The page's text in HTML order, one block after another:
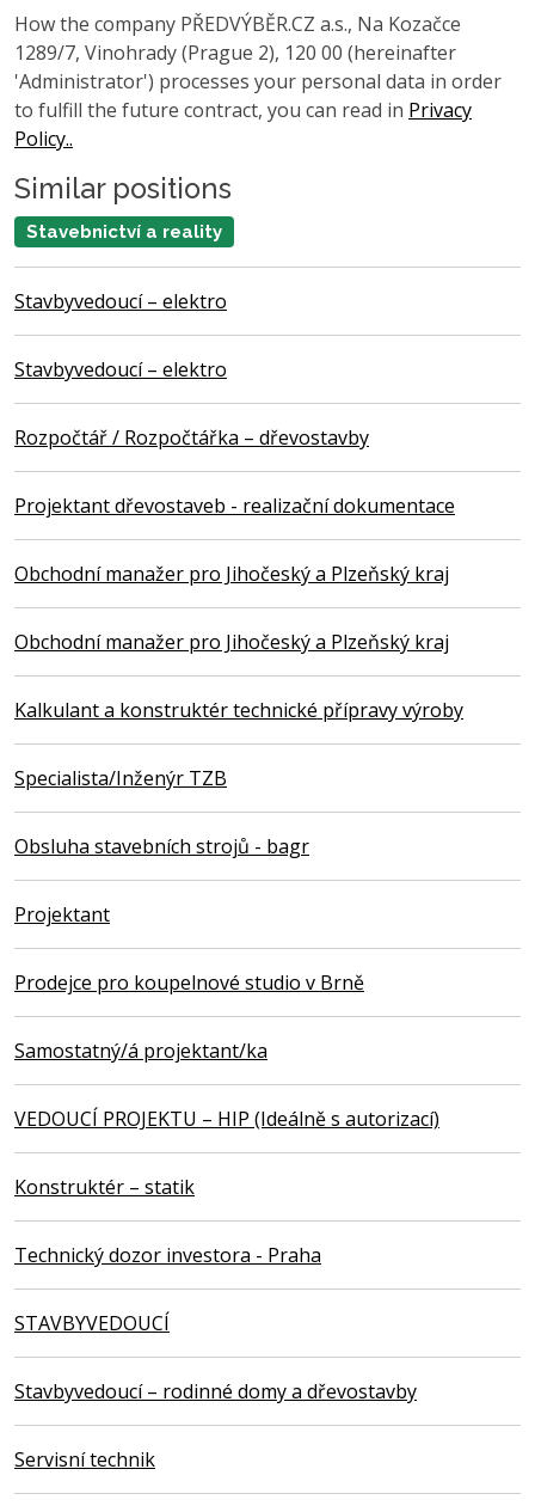
How the company PŘEDVÝBĚR.CZ a.s., Na Kozačce
1289/7, Vinohrady (Prague 2), 120 00 (hereinafter
'Administrator') processes your personal data in order
to fulfill the future contract, you can read in Privacy
Policy..
Similar positions
Stavebnictví a reality
Stavbyvedoucí – elektro
Stavbyvedoucí – elektro
Rozpočtář / Rozpočtářka – dřevostavby
Projektant dřevostaveb - realizační dokumentace
Obchodní manažer pro Jihočeský a Plzeňský kraj
Obchodní manažer pro Jihočeský a Plzeňský kraj
Kalkulant a konstruktér technické přípravy výroby
Specialista/Inženýr TZB
Obsluha stavebních strojů - bagr
Projektant
Prodejce pro koupelnové studio v Brně
Samostatný/á projektant/ka
VEDOUCÍ PROJEKTU – HIP (Ideálně s autorizací)
Konstruktér – statik
Technický dozor investora - Praha
STAVBYVEDOUCÍ
Stavbyvedoucí – rodinné domy a dřevostavby
Servisní technik